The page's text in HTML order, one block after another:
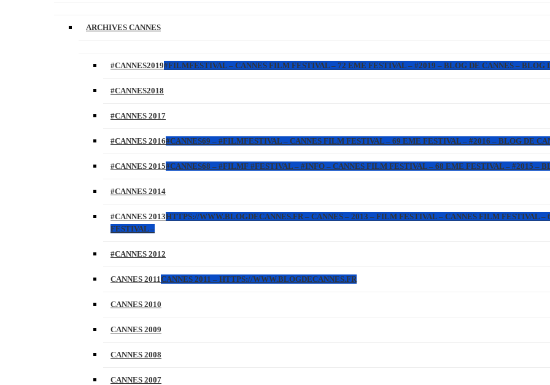
ARCHIVES CANNES
#CANNES2019#FILMFESTIVAL – CANNES FILM FESTIVAL – 72 EME FESTIVAL – #2019 – BLOG DE CANNES – BLOG
#CANNES2018
#CANNES 2017
#CANNES 2016#CANNES69 – #FILMFESTIVAL – CANNES FILM FESTIVAL – 69 EME FESTIVAL – #2016 – BLOG DE
#CANNES 2015#CANNES68 – #FILMF #FESTIVAL – #INFO – CANNES FILM FESTIVAL – 68 EME FESTIVAL – #2015 –
#CANNES 2014
#CANNES 2013HTTPS://WWW.BLOGDECANNES.FR – CANNES – 2013 – FILM FESTIVAL – CANNES FILM FESTIVAL
FESTIVAL –
#CANNES 2012
CANNES 2011CANNES 2011 – HTTPS://WWW.BLOGDECANNES.FR
CANNES 2010
CANNES 2009
CANNES 2008
CANNES 2007